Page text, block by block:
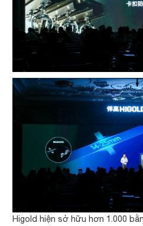
Higold hiện sở hữu hơn 1.000